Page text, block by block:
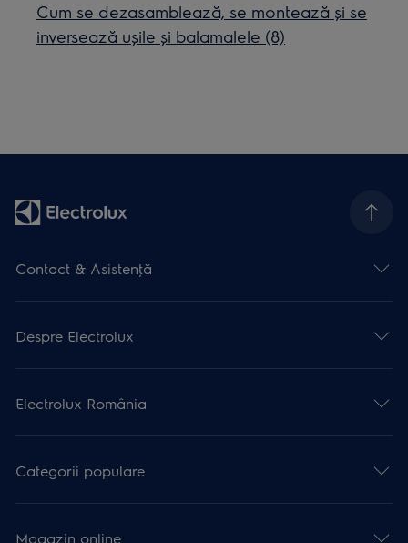
Cum se dezasamblează, se montează și se
inversează ușile și balamalele (8)
Contact & Asistenţă
Despre Electrolux
Electrolux România
Categorii populare
Magazin online